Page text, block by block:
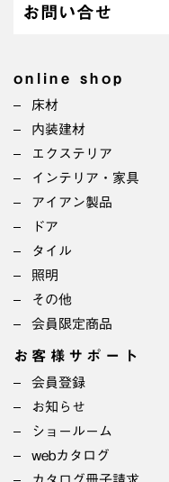
お問い合せ
online shop
床材
内装建材
エクステリア
インテリア・家具
アイアン製品
ドア
タイル
照明
その他
会員限定商品
お客様サポート
会員登録
お知らせ
ショールーム
webカタログ